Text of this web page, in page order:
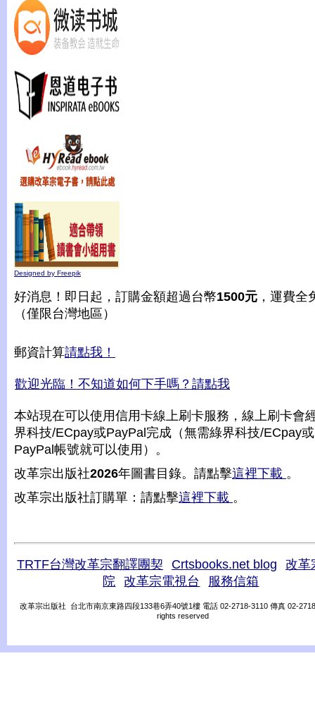
Designed by Freepik
好消息！即日起，訂購金額超過台幣1500元 ，運費全
（僅限台灣地區）
郵資計算請點我！
歡迎光臨！不知道如何下手嗎？請點我
本站現在可以使用信用卡線上刷卡服務，線上刷卡會
界科技/ECpay或PayPal完成（無需綠界科技/ECpay或
PayPal帳號就可以使用）。
改革宗出版社2026年圖書目錄。請點擊這裡下載 。
改革宗出版社訂購單：請點擊這裡下載 。
TRTF台灣改革宗翻譯團契 Crtsbooks.net blog
改革
院
改革宗電視台 服務信箱
改革宗出版社 台北市南京東路四段133巷6弄40號1樓 電話 02-2718-3110 傳真 02-
rights reserved